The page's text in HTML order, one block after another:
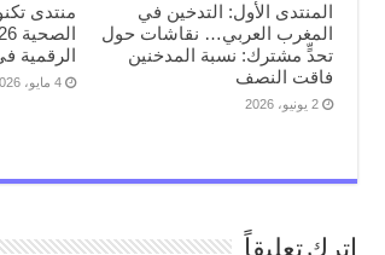
المنتدى الأول: التدخين في
المغرب العربي… نقاشات حول
تحدٍّ مشترك: نسبة المدخنين
فاقت النصف
2 يونيو، 2026
منتدى
الرقمية
4 مايو، 2026